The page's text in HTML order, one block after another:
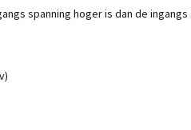
spanning hoger is dan de ingangs